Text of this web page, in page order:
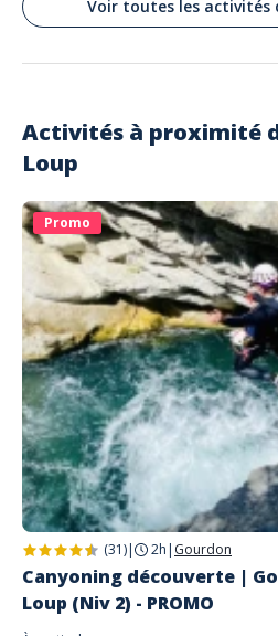
Voir toutes les activités
Activités à proximité
Loup
Promo
(31)| 2h | Gourdon
Canyoning découverte |
Loup (Niv 2) - PROMO